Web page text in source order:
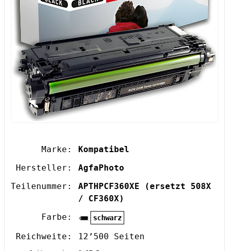
Marke:
Kompatibel
Hersteller:
AgfaPhoto
Teilenummer:
APTHPCF360XE
(ersetzt 508X
/ CF360X)
Farbe:
schwarz
Reichweite: 12’500 Seiten